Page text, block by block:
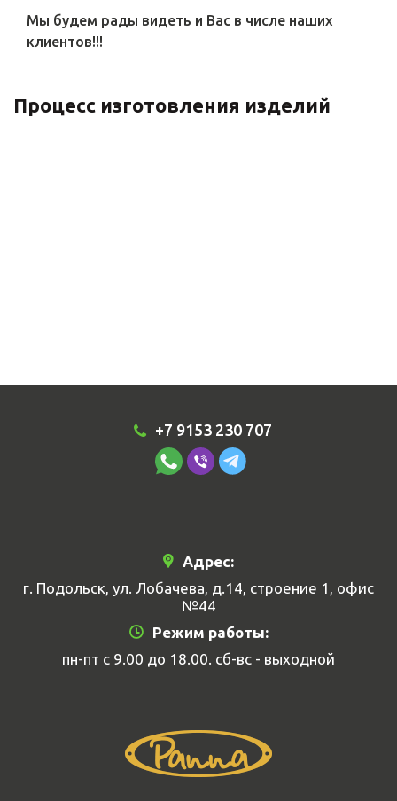
Мы будем рады видеть и Вас в числе наших
клиентов!!!
Процесс изготовления изделий
+7 9153 230 707
Адрес:
г. Подольск, ул. Лобачева, д.14, строение 1, офис
№44
Режим работы:
пн-пт с 9.00 до 18.00. сб-вс - выходной